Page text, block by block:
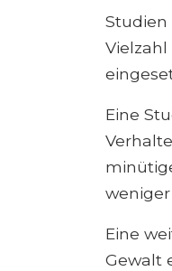
Studien
Eine
Eine
Gewalt